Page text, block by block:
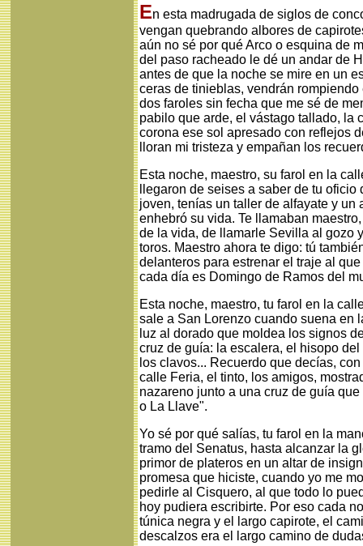
En esta madrugada de siglos de
vengan quebrando albores de
aún no sé por qué Arco o esquina de
del paso racheado le dé un andar de
antes de que la noche se mire en un
ceras de tinieblas, vendrán
dos faroles sin fecha que me sé de
pabilo que arde, el vástago tallado, la
corona ese sol apresado con reflejos
lloran mi tristeza y empañan los
Esta noche, maestro, su farol en la
llegaron de seises a saber de tu
joven, tenías un taller de alfayate y un
enhebró su vida. Te llamaban
de la vida, de llamarle Sevilla al gozo
toros. Maestro ahora te digo: tú
delanteros para estrenar el traje al
cada día es Domingo de Ramos del
Esta noche, maestro, tu farol en la
sale a San Lorenzo cuando suena en
luz al dorado que moldea los signos
cruz de guía: la escalera, el hisopo
los clavos... Recuerdo que decías,
calle Feria, el tinto, los amigos,
nazareno junto a una cruz de guía
o La Llave".
Yo sé por qué salías, tu farol en la
tramo del Senatus, hasta alcanzar la
primor de plateros en un altar de
promesa que hiciste, cuando yo me
pedirle al Cisquero, al que todo lo
hoy pudiera escribirte. Por eso cada
túnica negra y el largo capirote, el
descalzos era el largo camino de